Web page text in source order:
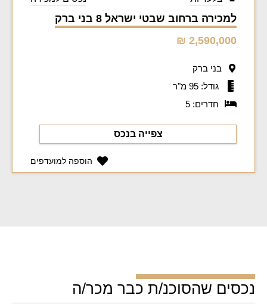
למכירה ברחוב שבטי ישראל 8 בני ברק
2,590,000 ₪
בני ברק
גודל: 95 מ"ר
חדרים: 5
צפייה בנכס
הוספה למועדפים
נכסים שהסוכנ/ת כבר מכר/ה